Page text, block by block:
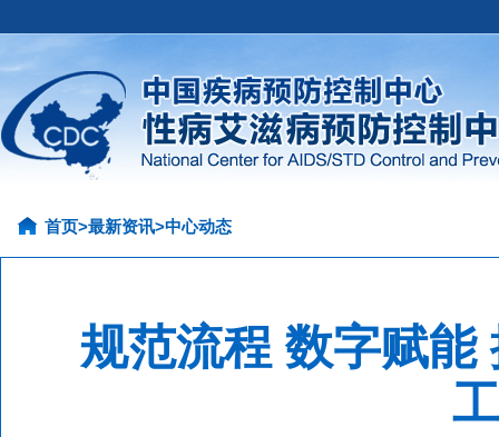
首页>最新资讯>中心动态
规范流程 数字赋